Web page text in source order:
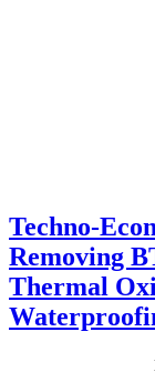
Techno-
Removing
Thermal